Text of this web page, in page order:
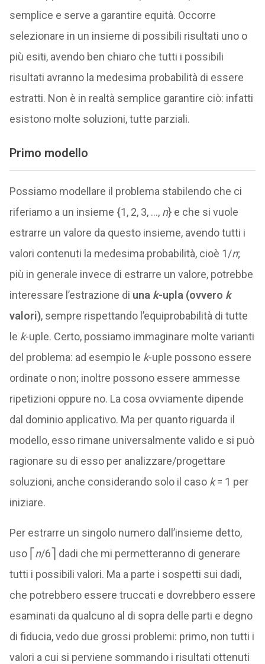
semplice e serve a garantire equità. Occorre
selezionare in un insieme di possibili risultati uno o
più esiti, avendo ben chiaro che tutti i possibili
risultati avranno la medesima probabilità di essere
estratti. Non è in realtà semplice garantire ciò: infatti
esistono molte soluzioni, tutte parziali.
Primo modello
Possiamo modellare il problema stabilendo che ci
riferiamo a un insieme {1, 2, 3, …, n} e che si vuole
estrarre un valore da questo insieme, avendo tutti i
valori contenuti la medesima probabilità, cioè 1/n;
più in generale invece di estrarre un valore, potrebbe
interessare l’estrazione di una k-upla (ovvero k
valori), sempre rispettando l’equiprobabilità di tutte
le k-uple. Certo, possiamo immaginare molte varianti
del problema: ad esempio le k-uple possono essere
ordinate o non; inoltre possono essere ammesse
ripetizioni oppure no. La cosa ovviamente dipende
dal dominio applicativo. Ma per quanto riguarda il
modello, esso rimane universalmente valido e si può
ragionare su di esso per analizzare/progettare
soluzioni, anche considerando solo il caso k= 1 per
iniziare.
Per estrarre un singolo numero dall’insieme detto,
uso ⎡ n/6⎤ dadi che mi permetteranno di generare
tutti i possibili valori. Ma a parte i sospetti sui dadi,
che potrebbero essere truccati e dovrebbero essere
esaminati da qualcuno al di sopra delle parti e degno
di fiducia, vedo due grossi problemi: primo, non tutti i
valori a cui si perviene sommando i risultati ottenuti